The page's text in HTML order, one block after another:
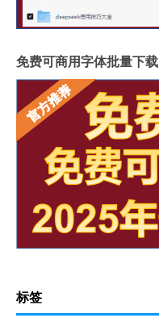
免费可商用字体批量下载
标签